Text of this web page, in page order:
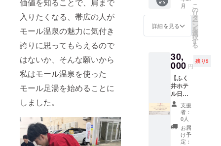
入りたくなる、帯広の人が
モール温泉の魅力に気付き
誇りに思ってもらえるので
はないか、そんな願いから
私はモール温泉を使った
モール足湯を始めることに
しました。
食材を
長時間
燻して
いきま
果、食
の旨味
が熱に
より破
壊され
ること
なく、
食本来
の持つ
味を保
ちなが
限は裏
面の日
付から5
年以内
す。
状況に
よりご
宿泊い
いま
す、予
めご了
承くだ
さい。
・ふく
井ホテ
ル日帰
り入浴
券10枚
15,000
円分に
き】
（内
容） ・
足湯プ
ロジェ
了後、
一定の
期間ふ
く井ホ
テルの
ホーム
ページ
にて会
社名又
は個人
名を掲
載させ
月
詳細を見る
こ
の
リ
タ
ー
ン
を
選
択
す
る
30,
000 円
残り5
【ふく
井ホテ
ル日帰
り入浴
３カ月
パス
ポート
＋友人
と入れ
支援
者：
0人
お届
け予
定：